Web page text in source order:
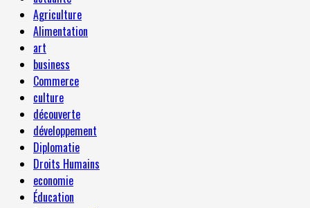
Agriculture
Alimentation
art
business
Commerce
culture
découverte
développement
Diplomatie
Droits Humains
economie
Éducation